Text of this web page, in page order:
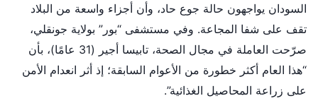
السودان يواجهون حالة جوع حاد، وأن أجزاء واسعة من البلاد
تقف على شفا المجاعة. وفي مستشفى “بور” بولاية جونقلي،
صرّحت العاملة في مجال الصحة، تابيسا أجير (31 عامًا)، بأن
“هذا العام أكثر خطورة من الأعوام السابقة؛ إذ أثر انعدام الأمن
على زراعة المحاصيل الغذائية”.